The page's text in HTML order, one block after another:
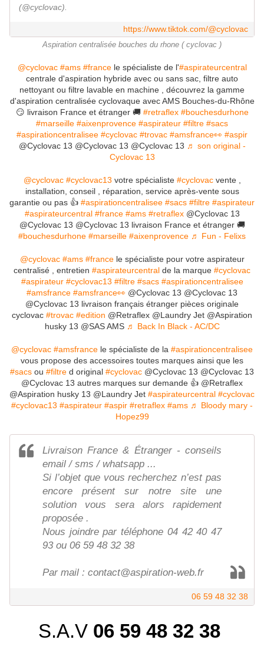
(@cyclovac).
https://www.tiktok.com/@cyclovac
Aspiration centralisée bouches du rhone ( cyclovac )
@cyclovac #ams #francele spécialiste de l'#aspirateurcentral
centrale d'aspiration hybride avec ou sans sac, filtre auto
nettoyant ou filtre lavable en machine , découvrez la gamme
d'aspiration centralisée cyclovaque avec AMS Bouches-du-Rhône
😏 livraison France et étranger 🚚 #retraflex #bouchesdurhone
#marseille #aixenprovence #aspirateur #filtre #sacs
#aspirationcentralisee #cyclovac #trovac #amsfrance👀 #aspir
@Cyclovac 13 @Cyclovac 13 @Cyclovac 13 ♬ son original -
Cyclovac 13
@cyclovac #cyclovac13 votre spécialiste #cyclovacvente ,
installation, conseil , réparation, service après-vente sous
garantie ou pas 👍 #aspirationcentralisee #sacs #filtre #aspirateur
#aspirateurcentral #france #ams #retraflex@Cyclovac 13
@Cyclovac 13 @Cyclovac 13 livraison France et étranger 🚚
#bouchesdurhone #marseille #aixenprovence ♬ Fun - Felixs
@cyclovac #ams #francele spécialiste pour votre aspirateur
centralisé , entretien #aspirateurcentral de la marque #cyclovac
#aspirateur #cyclovac13 #filtre #sacs #aspirationcentralisee
#amsfrance #amsfrance👀 @Cyclovac 13 @Cyclovac 13
@Cyclovac 13 livraison français étranger pièces originale
cyclovac #trovac #edition @Retraflex @Laundry Jet @Aspiration
husky 13 @SAS AMS ♬ Back In Black - AC/DC
@cyclovac #amsfrance le spécialiste de la #aspirationcentralisee
vous propose des accessoires toutes marques ainsi que les
#sacs ou #filtre d original #cyclovac @Cyclovac 13 @Cyclovac 13
@Cyclovac 13 autres marques sur demande 👍 @Retraflex
@Aspiration husky 13 @Laundry Jet #aspirateurcentral #cyclovac
#cyclovac13 #aspirateur #aspir #retraflex #ams ♬ Bloody mary -
Hopez99
Livraison France & Étranger - conseils
email / sms / whatsapp ...
Si l’objet que vous recherchez n’est pas
encore présent sur notre site une
solution vous sera alors rapidement
proposée .
Nous joindre par téléphone 04 42 40 47
93 ou 06 59 48 32 38
Par mail : contact@aspiration-web.fr
06 59 48 32 38
S.A.V 06 59 48 32 38